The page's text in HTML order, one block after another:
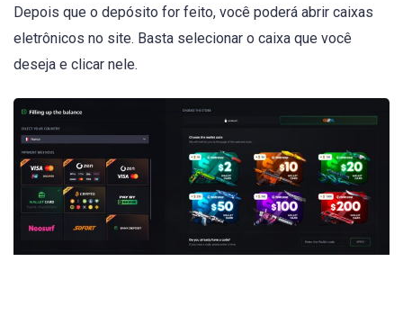
Depois que o depósito for feito, você poderá abrir caixas
eletrônicos no site. Basta selecionar o caixa que você
deseja e clicar nele.